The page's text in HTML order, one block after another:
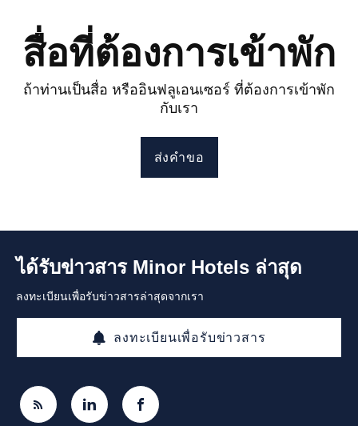
สื่อที่ต้องการเข้าพัก
ถ้าท่านเป็นสื่อ หรืออินฟลูเอนเซอร์ ที่ต้องการเข้าพัก
กับเรา
ส่งคำขอ
ได้รับข่าวสาร Minor Hotels ล่าสุด
ลงทะเบียนเพื่อรับข่าวสารล่าสุดจากเรา
ลงทะเบียนเพื่อรับข่าวสาร